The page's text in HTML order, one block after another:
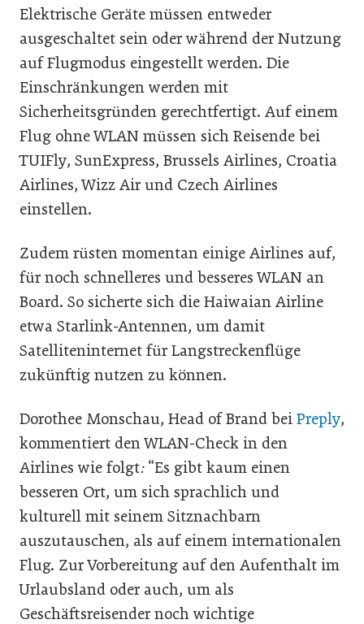
Elektrische Geräte müssen entweder
ausgeschaltet sein oder während der Nutzung
auf Flugmodus eingestellt werden. Die
Einschränkungen werden mit
Sicherheitsgründen gerechtfertigt. Auf einem
Flug ohne WLAN müssen sich Reisende bei
TUIFly, SunExpress, Brussels Airlines, Croatia
Airlines, Wizz Air und Czech Airlines
einstellen.
Zudem rüsten momentan einige Airlines auf,
für noch schnelleres und besseres WLAN an
Board. So sicherte sich die Haiwaian Airline
etwa Starlink-Antennen, um damit
Satelliteninternet für Langstreckenflüge
zukünftig nutzen zu können.
Dorothee Monschau, Head of Brand bei Preply,
kommentiert den WLAN-Check in den
Airlines wie folgt: “Es gibt kaum einen
besseren Ort, um sich sprachlich und
kulturell mit seinem Sitznachbarn
auszutauschen, als auf einem internationalen
Flug. Zur Vorbereitung auf den Aufenthalt im
Urlaubsland oder auch, um als
Geschäftsreisender noch wichtige